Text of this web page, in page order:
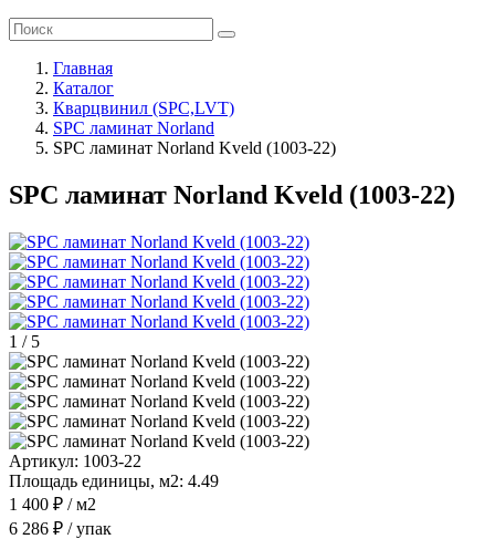
Главная
Каталог
Кварцвинил (SPC,LVT)
SPC ламинат Norland
SPC ламинат Norland Kveld (1003-22)
SPC ламинат Norland Kveld (1003-22)
1 / 5
Артикул: 1003-22
Площадь единицы, м2: 4.49
1 400 ₽ / м2
6 286 ₽ / упак